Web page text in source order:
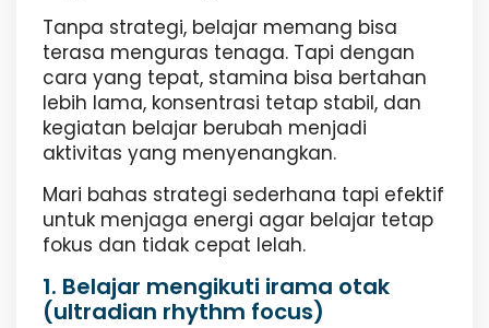
Tanpa strategi, belajar memang bisa
terasa menguras tenaga. Tapi dengan
cara yang tepat, stamina bisa bertahan
lebih lama, konsentrasi tetap stabil, dan
kegiatan belajar berubah menjadi
aktivitas yang menyenangkan.
Mari bahas strategi sederhana tapi efektif
untuk menjaga energi agar belajar tetap
fokus dan tidak cepat lelah.
1. Belajar mengikuti irama otak
(ultradian rhythm focus)